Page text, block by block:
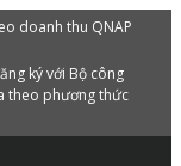
doanh thu QNAP
ký với Bộ công
theo phương thức